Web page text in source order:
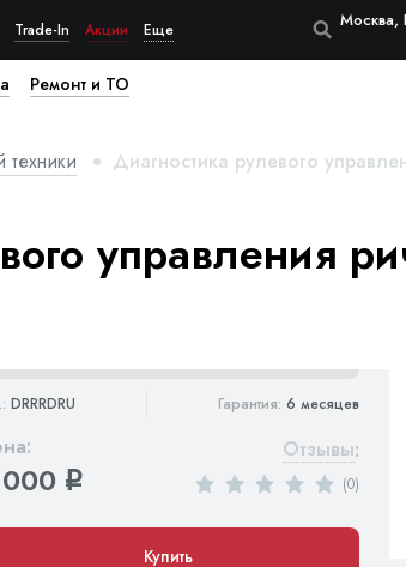
Trade-In Акции Еще Москва,
Ремонт и ТО
техники Диагностика рулевого
управления
DRRRDRU Гарантия: 6 месяцев
q
Отзывы:
(0)
Купить